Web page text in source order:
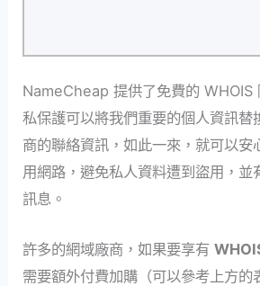
NameCheap 提供了免費的 WHOIS
私保護可以將我們重要的個人資訊替
商的聯絡資訊，如此一來，就可以安
用網路，避免私人資料遭到盜用，並
訊息。
許多的網域廠商，如果要享有
需要額外付費加購（可以參考上方的